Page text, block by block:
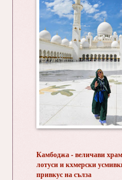
Камбоджа - величави
лотуси и кхмерски
привкус на сълза